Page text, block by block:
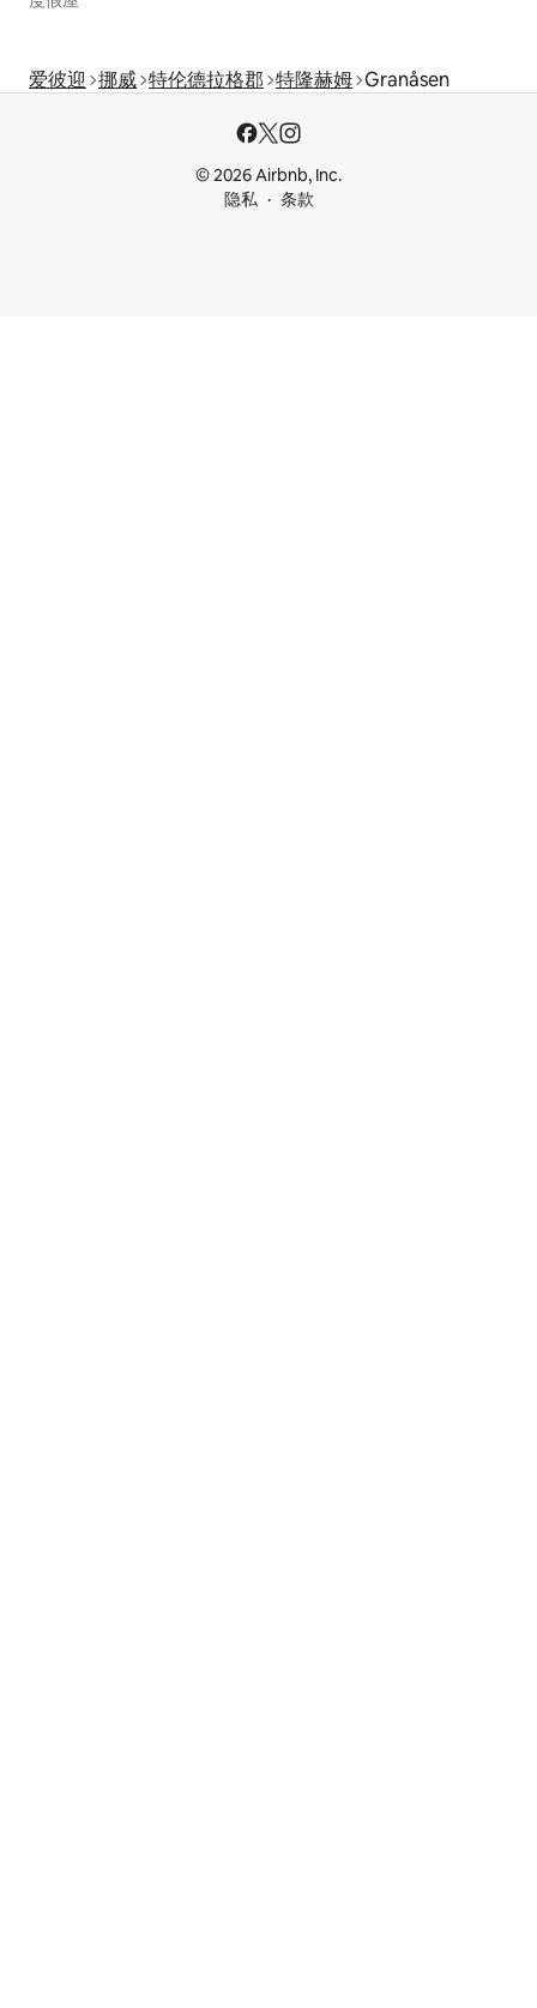
爱彼迎 挪威 特伦德拉格郡 特隆赫姆 Granåsen
© 2026 Airbnb, Inc.
隐私
条款